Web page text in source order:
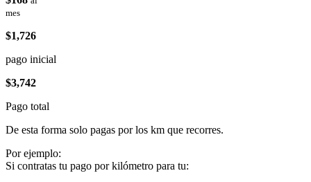
mes
$1,726
pago inicial
$3,742
Pago total
De esta forma solo pagas por los km que recorres.
Por ejemplo:
Si contratas tu pago por kilómetro para tu: